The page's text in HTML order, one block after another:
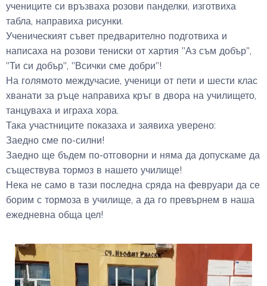
учениците си връзваха розови панделки, изготвиха
табла, направиха рисунки.
Ученическият съвет предварително подготвиха и
написаха на розови тениски от хартия "Аз съм добър",
"Ти си добър", "Всички сме добри"!
На голямото междучасие, ученици от пети и шести клас
хванати за ръце направиха кръг в двора на училището,
танцуваха и играха хора.
Така участниците показаха и заявиха уверено:
Заедно сме по-силни!
Заедно ще бъдем по-отговорни и няма да допускаме да
съществува тормоз в нашето училище!
Нека не само в тази последна сряда на февруари да се
борим с тормоза в училище, а да го превърнем в наша
ежедневна обща цел!